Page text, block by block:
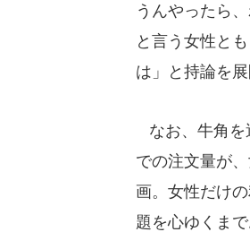
うんやったら
と言う女性と
は」と持論を展
なお、牛角を
での注文量が
画。女性だけ
題を心ゆくま